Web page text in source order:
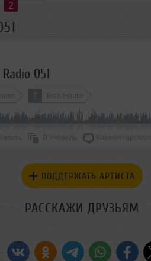
2
051
7 Tech House
В очередь Комментировать
ПОДДЕРЖАТЬ АРТИСТА
РАССКАЖИ ДРУЗЬЯМ